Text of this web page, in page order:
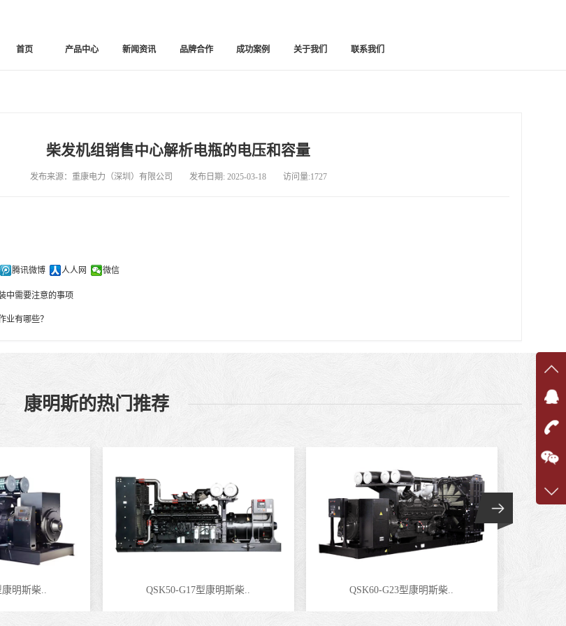
首页 产品中心 新闻资讯 品牌合作 成功案例 关于我们 联系我们
柴发机组销售中心解析电瓶的电压和容量
发布来源：重康电力（深圳）有限公司 发布日期: 2025-03-18 访问量:1727
腾讯微博 人人网 微信
中需要注意的事项
业有哪些？
康明斯的热门推荐
明斯柴.. QSK50-G17型康明斯柴.. QSK60-G23型康明斯柴..
在线
在
咨询
客服